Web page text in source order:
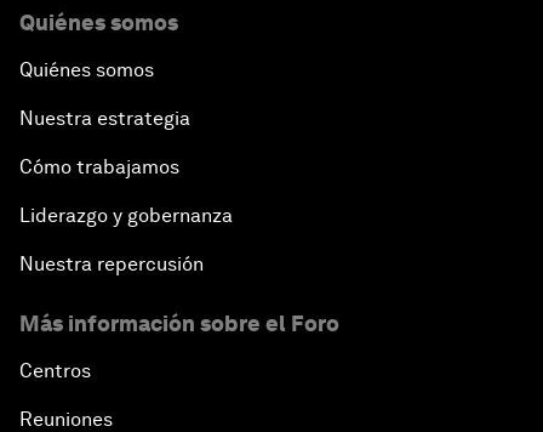
Quiénes somos
Quiénes somos
Nuestra estrategia
Cómo trabajamos
Liderazgo y gobernanza
Nuestra repercusión
Más información sobre el Foro
Centros
Reuniones